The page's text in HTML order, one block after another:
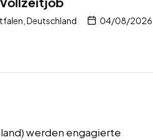
Deutschland 04/08/2026
werden engagierte